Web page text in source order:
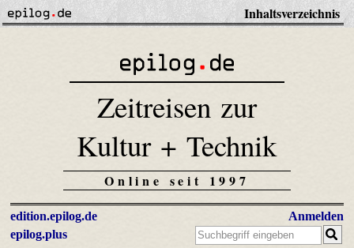
Inhaltsverzeichnis
Zeitreisen zur
Kultur + Technik
Online seit 1997
edition.epilog.de
epilog.plus
Anmelden